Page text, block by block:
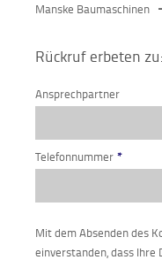
Anbaugeräte
Sonstiges
Verkauf
Fahrzeuge
Manske Baumaschinen
Rückruf erbeten zu:
Ansprechpartner
Telefonnummer *
Mit dem Absenden des
einverstanden, dass